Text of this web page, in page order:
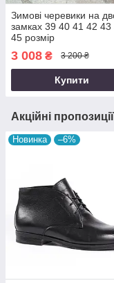
Зимові черевики на
замках 39 40 41 42 43
45 розмір
3 008 ₴ 3 200 ₴
Купити
Акційні
Новинка –6%